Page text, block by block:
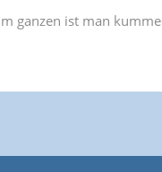
ganzen ist man